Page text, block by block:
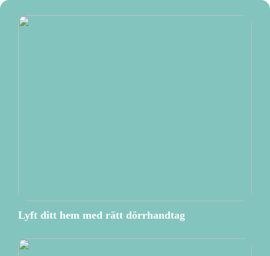
Lyft ditt hem med rätt dörrhandtag